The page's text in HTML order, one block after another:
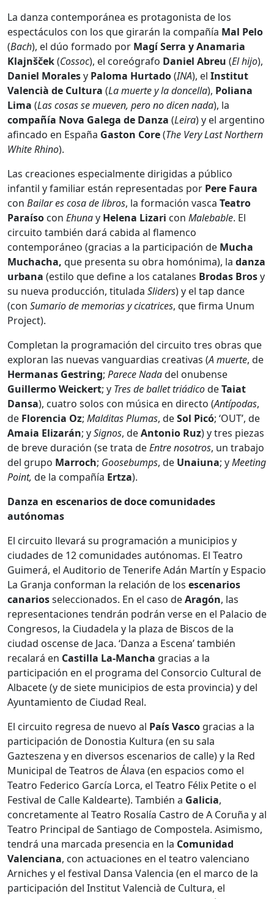
La danza contemporánea es protagonista de los
espectáculos con los que girarán la compañía Mal Pelo
(Bach), el dúo formado por Magí Serra y Anamaria
Klajnšček(Cossoc), el coreógrafo Daniel Abreu (El hijo),
Daniel Moralesy Paloma Hurtado(INA), el Institut
Valencià de Cultura (La muerte y la doncella), Poliana
Lima (Las cosas se mueven, pero no dicen nada), la
compañía Nova Galega de Danza (Leira) y el argentino
afincado en España Gaston Core(The Very Last Northern
White Rhino).
Las creaciones especialmente dirigidas a público
infantil y familiar están representadas por Pere Faura
con Bailar es cosa de libros, la formación vasca Teatro
Paraíso con Ehunay Helena Lizari con Malebable. El
circuito también dará cabida al flamenco
contemporáneo (gracias a la participación de Mucha
Muchacha, que presenta su obra homónima), la danza
urbana (estilo que define a los catalanes Brodas Brosy
su nueva producción, titulada Sliders) y el tap dance
(con Sumario de memorias y cicatrices, que firma Unum
Project).
Completan la programación del circuito tres obras que
exploran las nuevas vanguardias creativas (A muerte, de
Hermanas Gestring; Parece Nadadel onubense
GuillermoWeickert; y Tres de ballet triádicodeTaiat
Dansa), cuatro solos con música en directo (Antípodas,
de Florencia Oz; Malditas Plumas, deSol Picó; ‘OUT’, de
Amaia Elizarán; ySignos, deAntonio Ruz) y tres piezas
de breve duración (se trata deEntre nosotros, un trabajo
del grupo Marroch; Goosebumps, de Unaiuna; yMeeting
Point, de la compañía Ertza).
Danza en escenarios de doce comunidades
autónomas
El circuito llevará su programación a municipios y
ciudades de 12 comunidades autónomas. El Teatro
Guimerá, el Auditorio de Tenerife Adán Martín y Espacio
La Granja conforman la relación de los escenarios
canariosseleccionados. En el caso deAragón, las
representaciones tendrán podrán verse en el Palacio de
Congresos, la Ciudadela y la plaza de Biscos de la
ciudad oscense de Jaca. ‘Danza a Escena’ también
recalará en Castilla La-Mancha gracias a la
participación en el programa del Consorcio Cultural de
Albacete (y de siete municipios de esta provincia) y del
Ayuntamiento de Ciudad Real.
El circuito regresa de nuevo al País Vasco gracias a la
participación de Donostia Kultura (en su sala
Gazteszena y en diversos escenarios de calle) y la Red
Municipal de Teatros de Álava (en espacios como el
Teatro Federico García Lorca, el Teatro Félix Petite o el
Festival de Calle Kaldearte). También a Galicia,
concretamente al Teatro Rosalía Castro de A Coruña y al
Teatro Principal de Santiago de Compostela. Asimismo,
tendrá una marcada presencia en la Comunidad
Valenciana, con actuaciones en el teatro valenciano
Arniches y el festival Dansa Valencia (en el marco de la
participación del Institut Valencià de Cultura, el